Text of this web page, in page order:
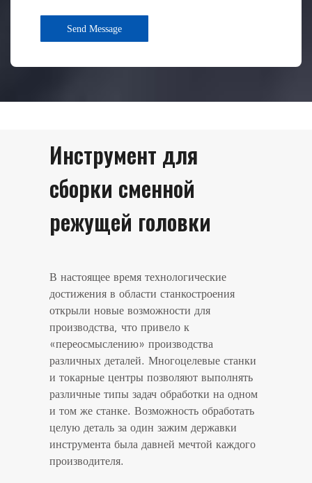
Send Message
Инструмент для
сборки сменной
режущей головки
В настоящее время технологические
достижения в области станкостроения
открыли новые возможности для
производства, что привело к
«переосмыслению» производства
различных деталей. Многоцелевые станки
и токарные центры позволяют выполнять
различные типы задач обработки на одном
и том же станке. Возможность обработать
целую деталь за один зажим державки
инструмента была давней мечтой каждого
производителя.